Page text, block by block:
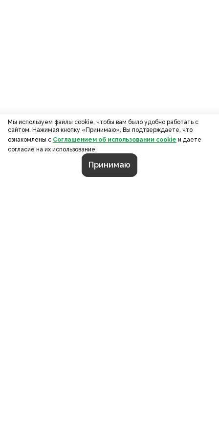
Мы используем файлы cookie, чтобы вам было удобно работать с
сайтом. Нажимая кнопку «Принимаю», Вы подтверждаете, что
ознакомлены с Соглашением об использовании cookie и даете
согласие на их использование.
Принимаю